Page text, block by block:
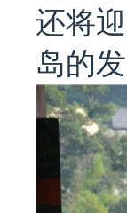
还将
岛的